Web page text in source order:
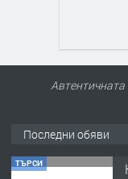
Последни обяви
ТЪРСИ